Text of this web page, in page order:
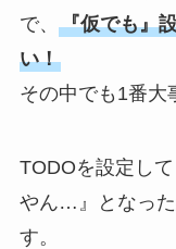
で、 『仮でも』
い！
その中でも1番大
TODOを設定し
やん…』となった
す。